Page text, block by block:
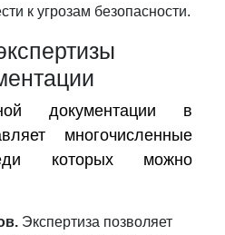
к угрозам безопасности.
документации в
многочисленные
которых можно
Экспертиза позволяет